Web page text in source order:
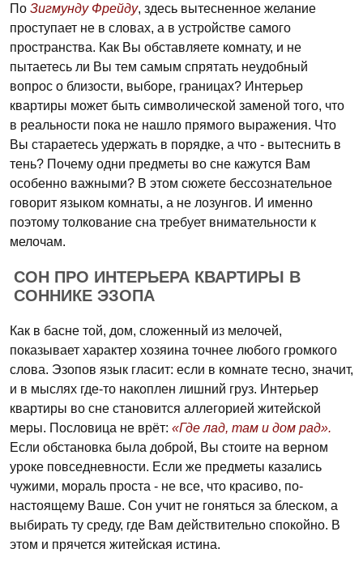
По Зигмунду Фрейду, здесь вытесненное желание
проступает не в словах, а в устройстве самого
пространства. Как Вы обставляете комнату, и не
пытаетесь ли Вы тем самым спрятать неудобный
вопрос о близости, выборе, границах? Интерьер
квартиры может быть символической заменой того, что
в реальности пока не нашло прямого выражения. Что
Вы стараетесь удержать в порядке, а что - вытеснить в
тень? Почему одни предметы во сне кажутся Вам
особенно важными? В этом сюжете бессознательное
говорит языком комнаты, а не лозунгов. И именно
поэтому толкование сна требует внимательности к
мелочам.
СОН ПРО ИНТЕРЬЕРА КВАРТИРЫ В
СОННИКЕ ЭЗОПА
Как в басне той, дом, сложенный из мелочей,
показывает характер хозяина точнее любого громкого
слова. Эзопов язык гласит: если в комнате тесно, значит,
и в мыслях где-то накоплен лишний груз. Интерьер
квартиры во сне становится аллегорией житейской
меры. Пословица не врёт: «Где лад, там и дом рад».
Если обстановка была доброй, Вы стоите на верном
уроке повседневности. Если же предметы казались
чужими, мораль проста - не все, что красиво, по-
настоящему Ваше. Сон учит не гоняться за блеском, а
выбирать ту среду, где Вам действительно спокойно. В
этом и прячется житейская истина.